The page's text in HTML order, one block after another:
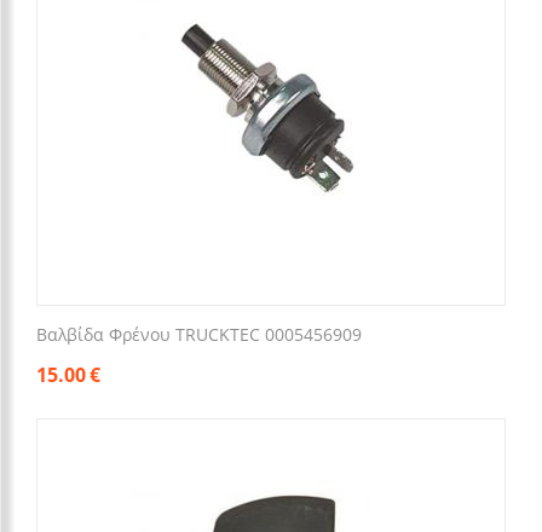
Βαλβίδα Φρένου TRUCKTEC 0005456909
15.00€